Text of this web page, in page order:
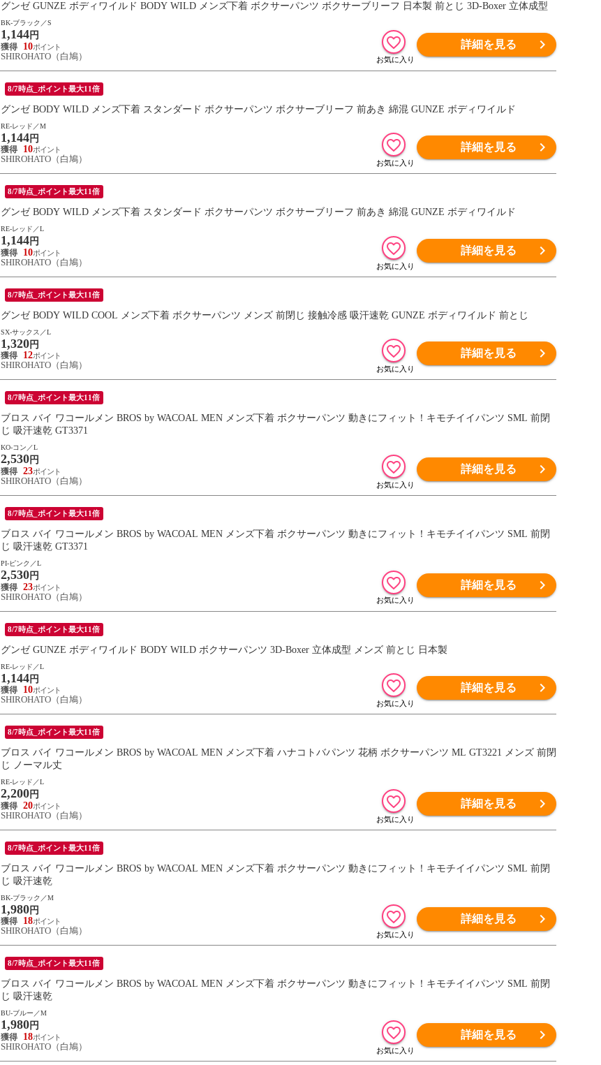
グンゼ GUNZE ボディワイルド BODY WILD メンズ下着 ボクサーパンツ ボクサーブリーフ 日本製 前とじ 3D-Boxer 立体成型
BK-ブラック／S
1,144 円
10
SHIROHATO（白鳩）
詳細を見る
8/7時点_ポイント最大11倍
グンゼ BODY WILD メンズ下着 スタンダード ボクサーパンツ ボクサーブリーフ 前あき 綿混 GUNZE ボディワイルド
RE-レッド／M
1,144 円
10
SHIROHATO（白鳩）
詳細を見る
8/7時点_ポイント最大11倍
グンゼ BODY WILD メンズ下着 スタンダード ボクサーパンツ ボクサーブリーフ 前あき 綿混 GUNZE ボディワイルド
RE-レッド／L
1,144 円
10
SHIROHATO（白鳩）
詳細を見る
8/7時点_ポイント最大11倍
グンゼ BODY WILD COOL メンズ下着 ボクサーパンツ メンズ 前閉じ 接触冷感 吸汗速乾 GUNZE ボディワイルド 前とじ
SX-サックス／L
1,320 円
12
SHIROHATO（白鳩）
詳細を見る
8/7時点_ポイント最大11倍
ブロス バイ ワコールメン BROS by WACOAL MEN メンズ下着 ボクサーパンツ 動きにフィット！キモチイイパンツ SML 前閉
じ 吸汗速乾 GT3371
KO-コン／L
2,530 円
23
SHIROHATO（白鳩）
詳細を見る
8/7時点_ポイント最大11倍
ブロス バイ ワコールメン BROS by WACOAL MEN メンズ下着 ボクサーパンツ 動きにフィット！キモチイイパンツ SML 前閉
じ 吸汗速乾 GT3371
PI-ピンク／L
2,530 円
23
SHIROHATO（白鳩）
詳細を見る
8/7時点_ポイント最大11倍
グンゼ GUNZE ボディワイルド BODY WILD ボクサーパンツ 3D-Boxer 立体成型 メンズ 前とじ 日本製
RE-レッド／L
1,144 円
10
SHIROHATO（白鳩）
詳細を見る
8/7時点_ポイント最大11倍
ブロス バイ ワコールメン BROS by WACOAL MEN メンズ下着 ハナコトバパンツ 花柄 ボクサーパンツ ML GT3221 メンズ 前閉
じ ノーマル丈
RE-レッド／L
2,200 円
20
SHIROHATO（白鳩）
詳細を見る
8/7時点_ポイント最大11倍
ブロス バイ ワコールメン BROS by WACOAL MEN メンズ下着 ボクサーパンツ 動きにフィット！キモチイイパンツ SML 前閉
じ 吸汗速乾
BK-ブラック／M
1,980 円
18
SHIROHATO（白鳩）
詳細を見る
8/7時点_ポイント最大11倍
ブロス バイ ワコールメン BROS by WACOAL MEN メンズ下着 ボクサーパンツ 動きにフィット！キモチイイパンツ SML 前閉
じ 吸汗速乾
BU-ブルー／M
1,980 円
18
SHIROHATO（白鳩）
詳細を見る